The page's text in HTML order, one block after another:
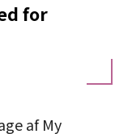
for
af My